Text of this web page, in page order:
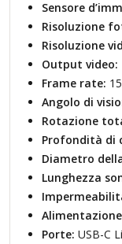
Sensore
Risoluzione
Risoluzione
Output video:
Frame rate:
Angolo di
Rotazione
Profondità di
Diametro
Lunghezza
Porte: USB-C